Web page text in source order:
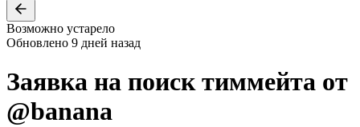
Возможно устарело
Обновлено 9 дней назад
Заявка на поиск тиммейта от
@banana